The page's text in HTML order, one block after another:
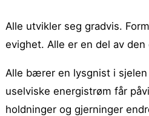
Alle utvikler seg gradvis.
evighet. Alle er en del av
Alle bærer en lysgnist i
uselviske energistrøm får
holdninger og gjerninger